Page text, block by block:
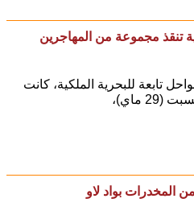
تنقذ مجموعة من المهاجرين
تابعة للبحرية الملكية، كانت
ماي)،
بواد لاو